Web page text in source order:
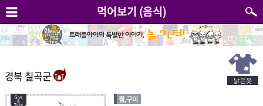
먹어보기 (음식)
경북 칠곡군
찜,구이